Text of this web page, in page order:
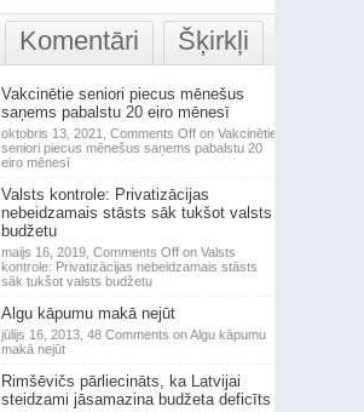
Komentāri Šķirkļi
Vakcinētie seniori piecus mēnešus
saņems pabalstu 20 eiro mēnesī
oktobris 13, 2021, Comments Offon Vakcinētie
seniori piecus mēnešus saņems pabalstu 20
eiro mēnesī
Valsts kontrole: Privatizācijas
nebeidzamais stāsts sāk tukšot valsts
budžetu
maijs 16, 2019, Comments Offon Valsts
kontrole: Privatizācijas nebeidzamais stāsts
sāk tukšot valsts budžetu
Algu kāpumu makā nejūt
jūlijs 16, 2013, 48 Comments on Algu kāpumu
makā nejūt
Rimšēvičs pārliecināts, ka Latvijai
steidzami jāsamazina budžeta deficīts